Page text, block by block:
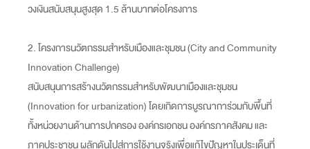
วงเงินสนับสนุนสูงสุด 1.5 ล้านบาทต่อโครงการ
2. โครงการนวัตกรรมสำหรับเมืองและชุมชน (City and Community
Innovation Challenge)
สนับสนุนการสร้างนวัตกรรมสำหรับพัฒนาเมืองและชุมชน
(Innovation for urbanization) โดยเกิดการบูรณาการ่วมกับพื้นที่
ทั้งหน่วยงานด้านการปกครอง องค์กรเอกชน องค์กรภาคสังคม และ
ภาคประชาชน ผลักดันไปสู่การใช้งานจริงเพื่อแก้ไขปัญหาในประเด็นที่